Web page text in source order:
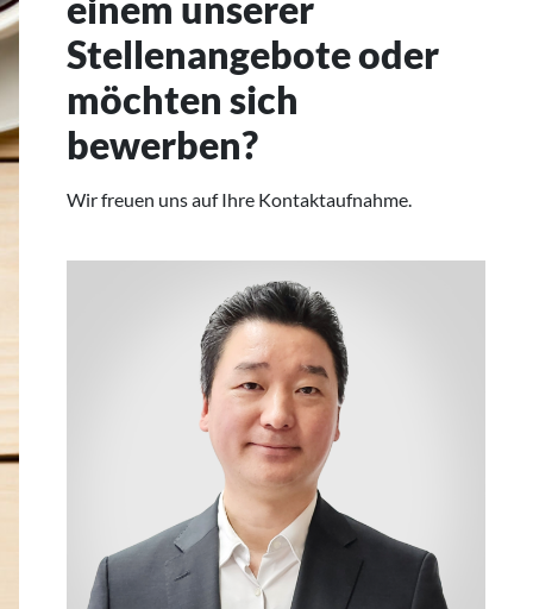
Stellenangebote oder
möchten sich
bewerben?
Wir freuen uns auf Ihre Kontaktaufnahme.